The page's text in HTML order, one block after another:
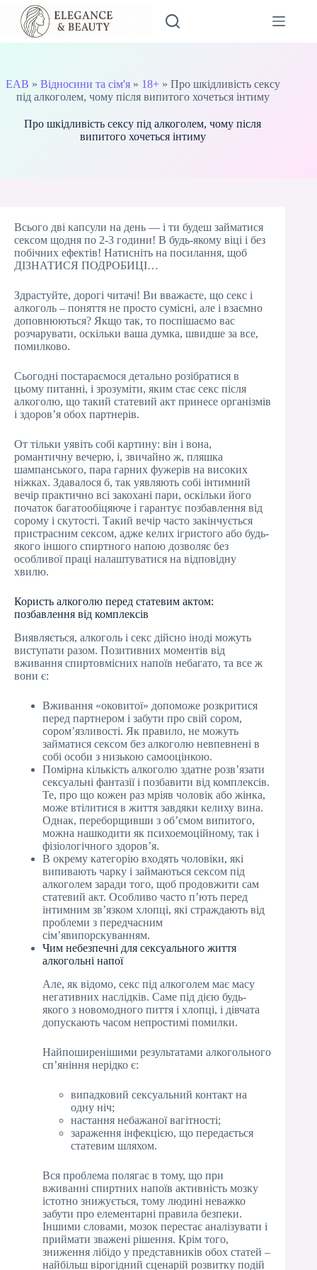
Перейти
вмісту
EAB » Відносини та сім'я» 18+» Про шкідливість сексу
під алкоголем, чому після випитого хочеться інтиму
Про шкідливість сексу під алкоголем, чому після
випитого хочеться інтиму
Всього дві капсули на день — і ти будеш займатися
сексом щодня по 2-3 години! В будь-якому віці і без
побічних ефектів! Натисніть на посилання, щоб
ДІЗНАТИСЯ ПОДРОБИЦІ…
Здрастуйте, дорогі читачі! Ви вважаєте, що секс і
алкоголь – поняття не просто сумісні, але і взаємно
доповнюються? Якщо так, то поспішаємо вас
розчарувати, оскільки ваша думка, швидше за все,
помилково.
Сьогодні постараємося детально розібратися в
цьому питанні, і зрозуміти, яким стає секс після
алкоголю, що такий статевий акт принесе організмів
і здоров’я обох партнерів.
От тільки уявіть собі картину: він і вона,
романтичну вечерю, і, звичайно ж, пляшка
шампанського, пара гарних фужерів на високих
ніжках. Здавалося б, так уявляють собі інтимний
вечір практично всі закохані пари, оскільки його
початок багатообіцяюче і гарантує позбавлення від
сорому і скутості. Такий вечір часто закінчується
пристрасним сексом, адже келих ігристого або будь-
якого іншого спиртного напою дозволяє без
особливої праці налаштуватися на відповідну
хвилю.
Користь алкоголю перед статевим актом:
позбавлення від комплексів
Виявляється, алкоголь і секс дійсно іноді можуть
виступати разом. Позитивних моментів від
вживання спиртовмісних напоїв небагато, та все ж
вони є:
Вживання «оковитої» допоможе розкритися
перед партнером і забути про свій сором,
сором’язливості. Як правило, не можуть
займатися сексом без алкоголю невпевнені в
собі особи з низькою самооцінкою.
Помірна кількість алкоголю здатне розв’язати
сексуальні фантазії і позбавити від комплексів.
Те, про що кожен раз мріяв чоловік або жінка,
може втілитися в життя завдяки келиху вина.
Однак, переборщивши з об’ємом випитого,
можна нашкодити як психоемоційному, так і
фізіологічного здоров’я.
В окрему категорію входять чоловіки, які
випивають чарку і займаються сексом під
алкоголем заради того, щоб продовжити сам
статевий акт. Особливо часто п’ють перед
інтимним зв’язком хлопці, які страждають від
проблеми з передчасним
сім’явипорскуванням.
Чим небезпечні для сексуального життя
алкогольні напої
Але, як відомо, секс під алкоголем має масу
негативних наслідків. Саме під дією будь-
якого з новомодного пиття і хлопці, і дівчата
допускають часом непростимі помилки.
Найпоширенішими результатами алкогольного
сп’яніння нерідко є:
випадковий сексуальний контакт на
одну ніч;
настання небажаної вагітності;
зараження інфекцією, що передається
статевим шляхом.
Вся проблема полягає в тому, що при
вживанні спиртних напоїв активність мозку
істотно знижується, тому людині неважко
забути про елементарні правила безпеки.
Іншими словами, мозок перестає аналізувати і
приймати зважені рішення. Крім того,
зниження лібідо у представників обох статей –
найбільш вірогідний сценарій розвитку подій